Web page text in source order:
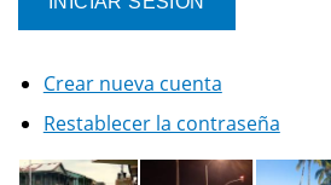
Crear nueva cuenta
Restablecer la contraseña